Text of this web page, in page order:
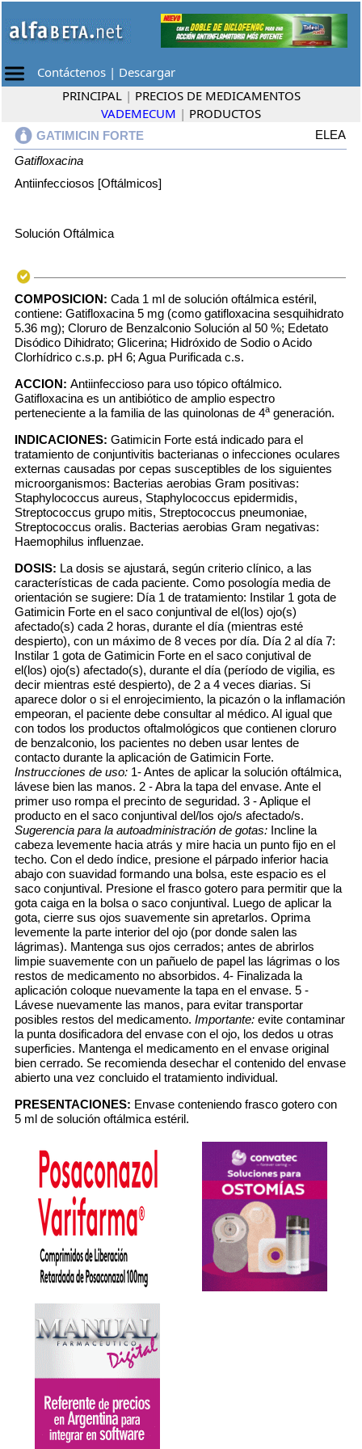
Contáctenos | Descargar
PRINCIPAL | PRECIOS DE MEDICAMENTOS
VADEMECUM | PRODUCTOS
GATIMICIN FORTE
ELEA
Gatifloxacina
Antiinfecciosos [Oftálmicos]
Solución Oftálmica
COMPOSICION: Cada 1 ml de solución oftálmica estéril,
contiene: Gatifloxacina 5 mg (como gatifloxacina sesquihidrato
5.36 mg); Cloruro de Benzalconio Solución al 50 %; Edetato
Disódico Dihidrato; Glicerina; Hidróxido de Sodio o Acido
Clorhídrico c.s.p. pH 6; Agua Purificada c.s.
ACCION: Antiinfeccioso para uso tópico oftálmico.
Gatifloxacina es un antibiótico de amplio espectro
perteneciente a la familia de las quinolonas de 4a generación.
INDICACIONES: Gatimicin Forte está indicado para el
tratamiento de conjuntivitis bacterianas o infecciones oculares
externas causadas por cepas susceptibles de los siguientes
microorganismos: Bacterias aerobias Gram positivas:
Staphylococcus aureus, Staphylococcus epidermidis,
Streptococcus grupo mitis, Streptococcus pneumoniae,
Streptococcus oralis. Bacterias aerobias Gram negativas:
Haemophilus influenzae.
DOSIS: La dosis se ajustará, según criterio clínico, a las
características de cada paciente. Como posología media de
orientación se sugiere: Día 1 de tratamiento: Instilar 1 gota de
Gatimicin Forte en el saco conjuntival de el(los) ojo(s)
afectado(s) cada 2 horas, durante el día (mientras esté
despierto), con un máximo de 8 veces por día. Día 2 al día 7:
Instilar 1 gota de Gatimicin Forte en el saco conjutival de
el(los) ojo(s) afectado(s), durante el día (período de vigilia, es
decir mientras esté despierto), de 2 a 4 veces diarias. Si
aparece dolor o si el enrojecimiento, la picazón o la inflamación
empeoran, el paciente debe consultar al médico. Al igual que
con todos los productos oftalmológicos que contienen cloruro
de benzalconio, los pacientes no deben usar lentes de
contacto durante la aplicación de Gatimicin Forte.
Instrucciones de uso: 1- Antes de aplicar la solución oftálmica,
lávese bien las manos. 2 - Abra la tapa del envase. Ante el
primer uso rompa el precinto de seguridad. 3 - Aplique el
producto en el saco conjuntival del/los ojo/s afectado/s.
Sugerencia para la autoadministración de gotas: Incline la
cabeza levemente hacia atrás y mire hacia un punto fijo en el
techo. Con el dedo índice, presione el párpado inferior hacia
abajo con suavidad formando una bolsa, este espacio es el
saco conjuntival. Presione el frasco gotero para permitir que la
gota caiga en la bolsa o saco conjuntival. Luego de aplicar la
gota, cierre sus ojos suavemente sin apretarlos. Oprima
levemente la parte interior del ojo (por donde salen las
lágrimas). Mantenga sus ojos cerrados; antes de abrirlos
limpie suavemente con un pañuelo de papel las lágrimas o los
restos de medicamento no absorbidos. 4- Finalizada la
aplicación coloque nuevamente la tapa en el envase. 5 -
Lávese nuevamente las manos, para evitar transportar
posibles restos del medicamento. Importante: evite contaminar
la punta dosificadora del envase con el ojo, los dedos u otras
superficies. Mantenga el medicamento en el envase original
bien cerrado. Se recomienda desechar el contenido del envase
abierto una vez concluido el tratamiento individual.
PRESENTACIONES: Envase conteniendo frasco gotero con
5 ml de solución oftálmica estéril.